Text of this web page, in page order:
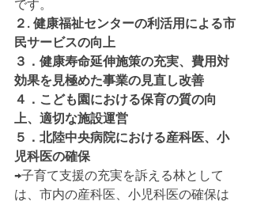
です。
２. 健康福祉センターの利活用による市
民サービスの向上
３．健康寿命延伸施策の充実、費用対
効果を見極めた事業の見直し改善
４．こども園における保育の質の向
上、適切な施設運営
５．北陸中央病院における産科医、小
児科医の確保
→子育て支援の充実を訴える林として
は、市内の産科医、小児科医の確保は